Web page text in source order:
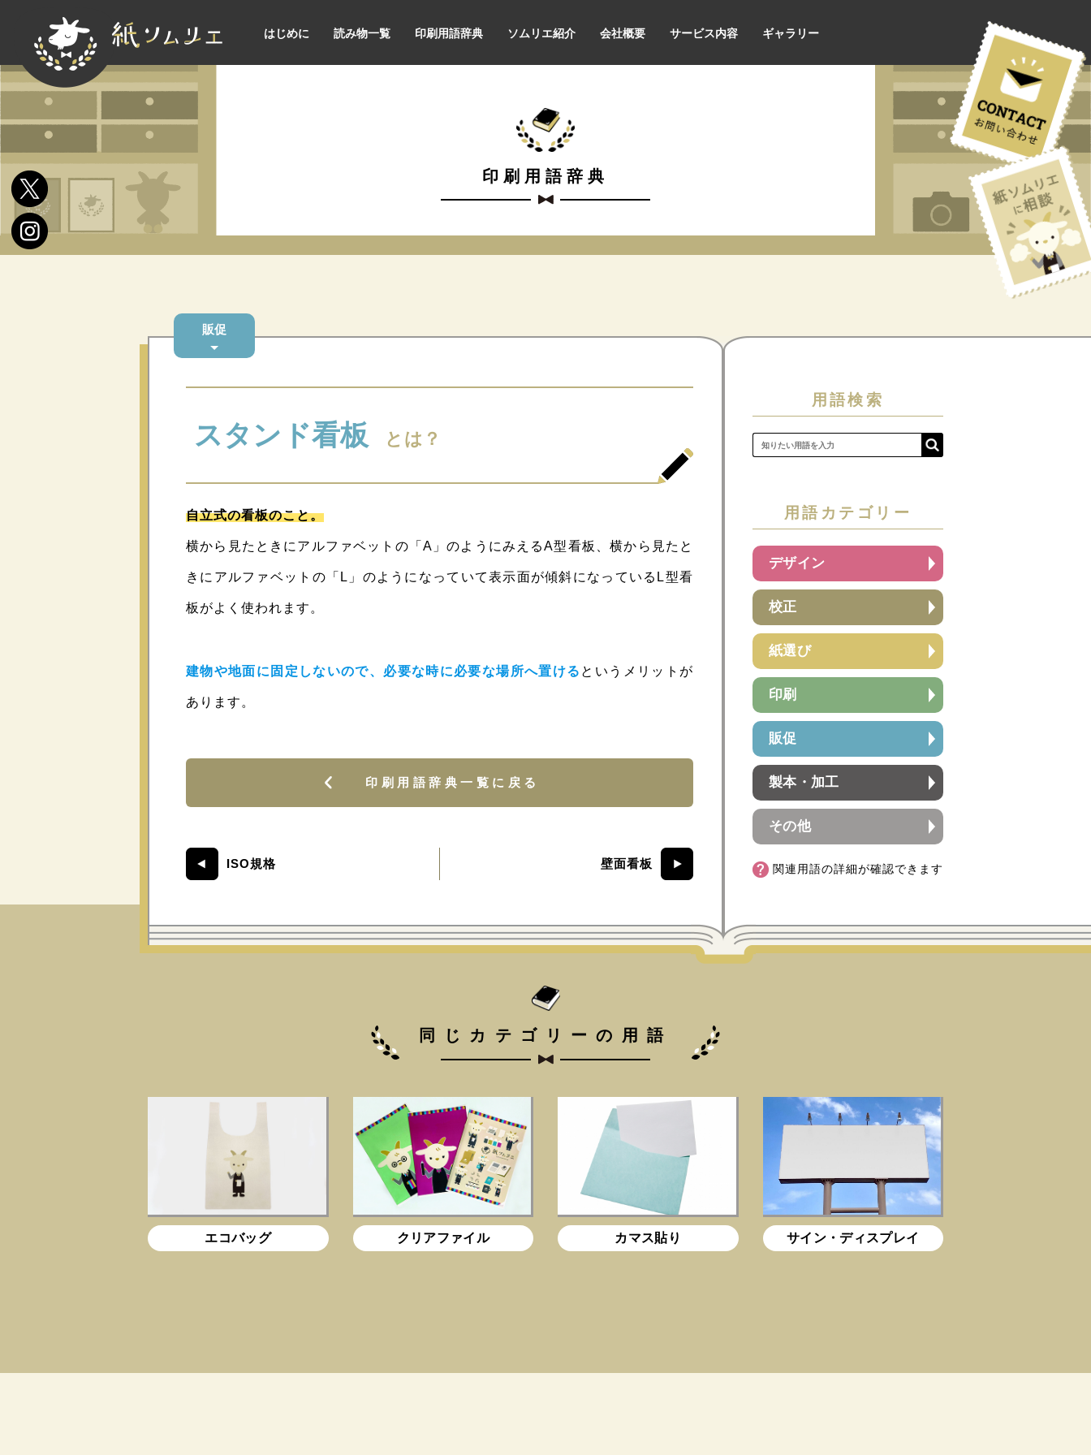
はじめに 読み物一覧 印刷用語辞典 ソムリエ紹介 会社概要 サービス内容 ギャラリー
印刷用語辞典
販促
スタンド看板 とは？
自立式の看板のこと。
横から見たときにアルファベットの「A」のようにみえるA型看板、横から見たと
きにアルファベットの「L」のようになっていて表示面が傾斜になっているL型看
板がよく使われます。
建物や地面に固定しないので、必要な時に必要な場所へ置ける というメリットが
あります。
印刷用語辞典一覧に戻る
ISO規格 壁面看板
用語検索
用語カテゴリー
デザイン
校正
紙選び
印刷
販促
製本・加工
その他
関連用語の詳細が確認できます
同じカテゴリーの用語
エコバッグ クリアファイル カマス貼り サイン・ディスプレイ